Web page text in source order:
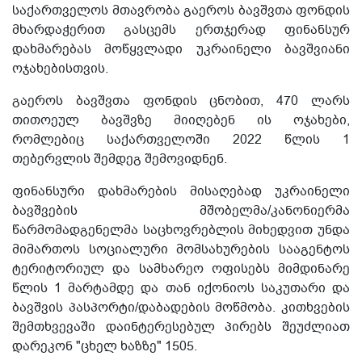
საქართველოს მთავრობა გაეროს ბავშვთა ფონდის
მხარდაჭერით გასცემს ერთჯერად ფინანსურ
დახმარებას მოწყვლადი უკრაინელი ბავშვიანი
ოჯახებისთვის.
გაეროს ბავშვთა ფონდის ცნობით, 470 ლარს
თითოეულ ბავშვზე მიიღებენ ის ოჯახები,
რომლებიც საქართველოში 2022 წლის 1
თებერვლის შემდეგ შემოვიდნენ.
ფინანსური დახმარების მისაღებად უკრაინელი
ბავშვების მშობელმა/კანონიერმა
წარმომადგენელმა საცხოვრებლის მიხედვით უნდა
მიმართოს სოციალური მომსახურების სააგენტოს
ტერიტორიულ და სამხარეო ოფისებს მიმდინარე
წლის 1 მარტამდე და თან იქონიოს საკუთარი და
ბავშვის პასპორტი/დაბადების მოწმობა. კითხვების
შემთხვევაში დაინტერესებულ პირებს შეუძლიათ
დარეკონ "ცხელ ხაზზე" 1505.